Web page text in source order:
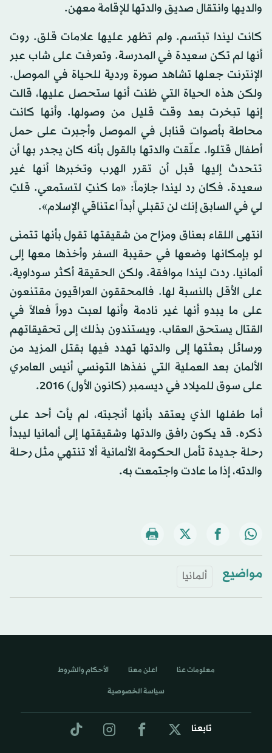
والديها وانتقال صديق والدتها للإقامة معهن.
كانت ليندا تبتسم. ولم تظهر عليها علامات قلق. روت
أنها لم تكن سعيدة في المدرسة. وتعرفت على شاب عبر
الإنترنت جعلها تشاهد صورة وردية للحياة في الموصل.
ولكن هذه الحياة التي ظنت أنها ستحصل عليها، قالت
إنها تبخرت بعد وقت قليل من وصولها. وأنها كانت
محاطة بأصوات قنابل في الموصل وأجبرت على حمل
أطفال قتلوا. علّقت والدتها بالقول بأنه كان يجدر بها أن
تتحدث إليها قبل أن تقرر الهرب وتخبرها أنها غير
سعيدة. فكان رد ليندا جازماً: «ما كنتِ لتستمعي. قلتِ
لي في السابق إنك لن تقبلي أبداً اعتناقي الإسلام».
انتهى اللقاء بعناق ومزاح من شقيقتها تقول بأنها تتمنى
لو بإمكانها وضعها في حقيبة السفر وأخذها معها إلى
ألمانيا. ردت ليندا موافقة. ولكن الحقيقة أكثر سوداوية،
على الأقل بالنسبة لها. فالمحققون العراقيون مقتنعون
على ما يبدو أنها غير نادمة وأنها لعبت دوراً فعالاً في
القتال يستحق العقاب. ويستندون بذلك إلى تحقيقاتهم
ورسائل بعثتها إلى والدتها تهدد فيها بقتل المزيد من
الألمان بعد العملية التي نفذها التونسي أنيس العامري
على سوق للميلاد في ديسمبر (كانون الأول) 2016.
أما طفلها الذي يعتقد بأنها أنجبته، لم يأت أحد على
ذكره. قد يكون رافق والدتها وشقيقتها إلى ألمانيا ليبدأ
رحلة جديدة تأمل الحكومة الألمانية ألا تنتهي مثل رحلة
والدته، إذا ما عادت واجتمعت به.
مواضيع ألمانيا
تابعنا
معلومات عنا اعلن معنا الأحكام والشروط
سياسة الخصوصية